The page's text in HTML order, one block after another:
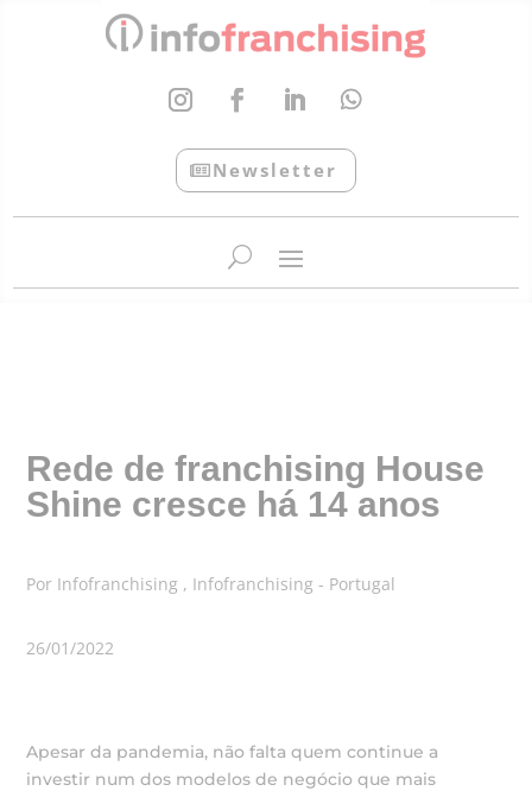
Newsletter
Rede de franchising House
Shine cresce há 14 anos
Por Infofranchising , Infofranchising - Portugal
26/01/2022
Apesar da pandemia, não falta quem continue a
investir num dos modelos de negócio que mais